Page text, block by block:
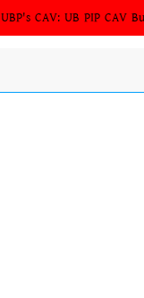
UBP's CAV: UB PIP CAV